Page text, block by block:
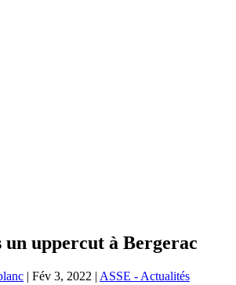
uppercut à Bergerac
| Fév 3, 2022 | ASSE - Actualités